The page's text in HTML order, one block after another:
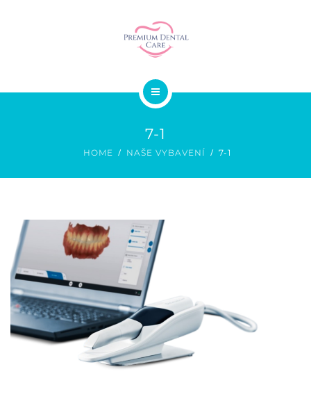
SMILE DESIGN
GALERIE
CENÍK
KONTAKT
7-1
HOME NAŠE VYBAVENÍ 7-1